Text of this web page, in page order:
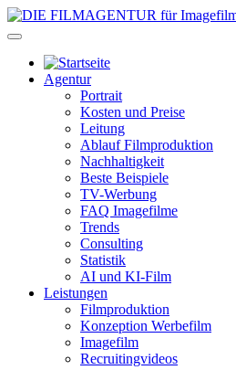
Agentur
Portrait
Kosten und Preise
Leitung
Ablauf Filmproduktion
Nachhaltigkeit
Beste Beispiele
TV-Werbung
FAQ Imagefilme
Trends
Consulting
Statistik
AI und KI-Film
Leistungen
Filmproduktion
Konzeption Werbefilm
Imagefilm
Recruitingvideos